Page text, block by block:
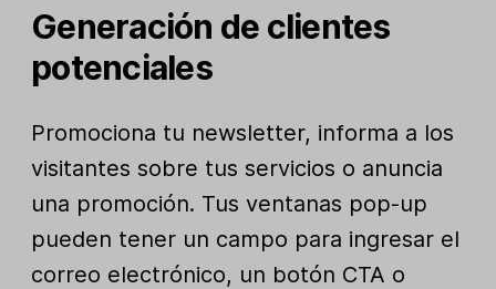
Generación de clientes
potenciales
Promociona tu newsletter, informa a los
visitantes sobre tus servicios o anuncia
una promoción. Tus ventanas pop-up
pueden tener un campo para ingresar el
correo electrónico, un botón CTA o